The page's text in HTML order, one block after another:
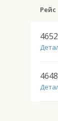
Рейс
4652
4648